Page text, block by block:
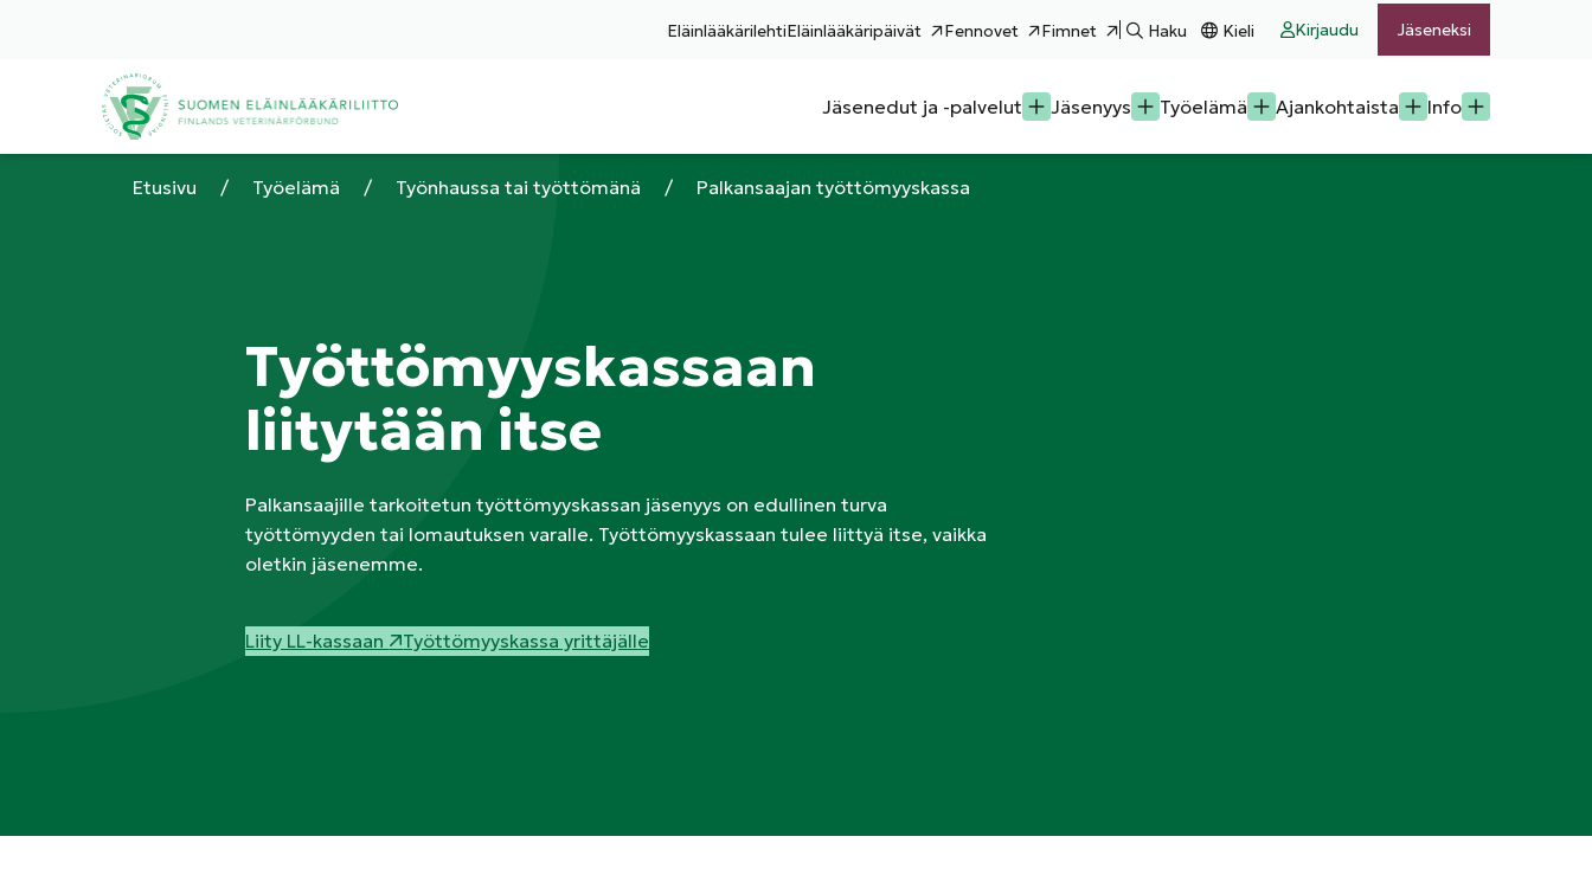
EläinlääkärilehtiEläinlääkäripäivät Fennovet Fimnet Haku Kieli Kirjaudu Jäseneksi
Jäsenedut ja -palvelut Jäsenyys Työelämä Ajankohtaista Info
Etusivu / Työelämä / Työnhaussa tai työttömänä / Palkansaajan työttömyyskassa
Työttömyyskassaan
liitytään itse
Palkansaajille tarkoitetun työttömyyskassan jäsenyys on edullinen turva
työttömyyden tai lomautuksen varalle. Työttömyyskassaan tulee liittyä itse, vaikka
oletkin jäsenemme.
Liity LL-kassaan Työttömyyskassa yrittäjälle